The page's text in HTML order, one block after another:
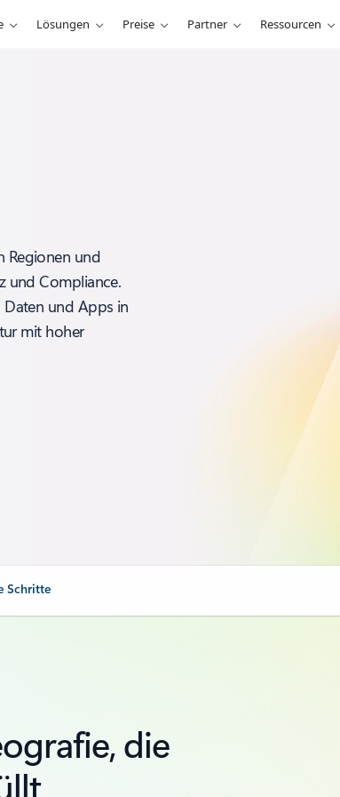
Lösungen Preise Partner Ressourcen
Regionen und
und Compliance.
Daten und Apps in
mit hoher
Schritte
die